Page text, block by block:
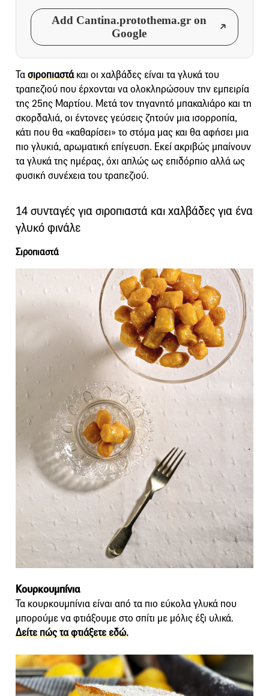
Add Cantina.protothema.gr on
Google
Τασιροπιαστάκαι οι χαλβάδες είναι τα γλυκά του
τραπεζιού που έρχονται να ολοκληρώσουν την εμπειρία
της 25ης Μαρτίου. Μετά τον τηγανητό μπακαλιάρο και τη
σκορδαλιά, οι έντονες γεύσεις ζητούν μια ισορροπία,
κάτι που θα «καθαρίσει» το στόμα μας και θα αφήσει μια
πιο γλυκιά, αρωματική επίγευση. Εκεί ακριβώς μπαίνουν
τα γλυκά της ημέρας, όχι απλώς ως επιδόρπιο αλλά ως
φυσική συνέχεια του τραπεζιού.
14 συνταγές για σιροπιαστά και χαλβάδες για ένα
γλυκό φινάλε
Σιροπιαστά
Κουρκουμπίνια
Τα κουρκουμπίνια είναι από τα πιο εύκολα γλυκά που
μπορούμε να φτιάξουμε στο σπίτι με μόλις έξι υλικά.
Δείτε πώς τα φτιάξετε εδώ.